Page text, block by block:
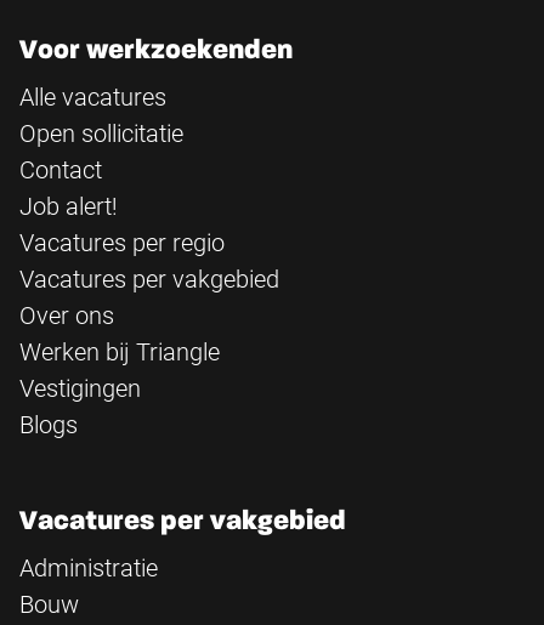
Voor werkzoekenden
Alle vacatures
Open sollicitatie
Contact
Job alert!
Vacatures per regio
Vacatures per vakgebied
Over ons
Werken bij Triangle
Vestigingen
Blogs
Vacatures per vakgebied
Administratie
Bouw